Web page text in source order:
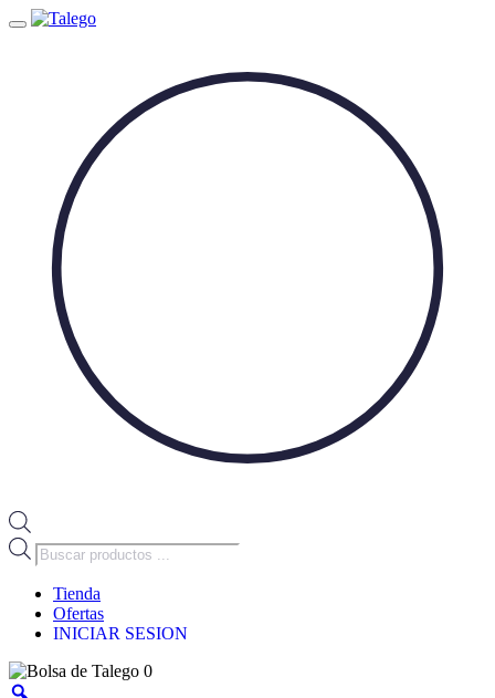
Búsqueda
de
productos
Tienda
Ofertas
INICIAR SESION
0